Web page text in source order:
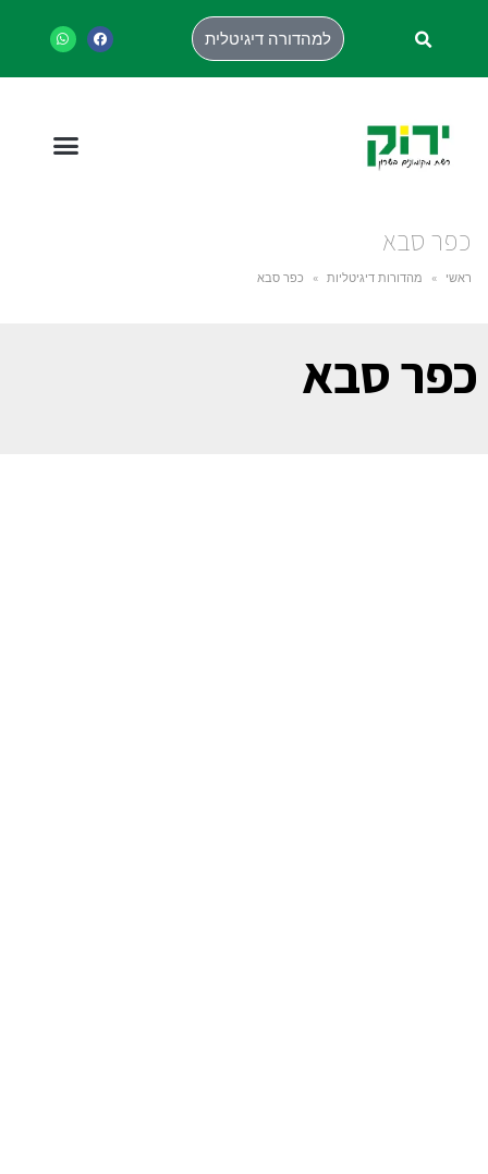
למהדורה דיגיטלית
כפר סבא
ראשי » מהדורות דיגיטליות » כפר סבא
כפר סבא